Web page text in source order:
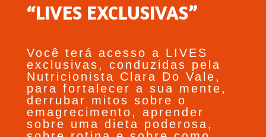
“LIVES EXCLUSIVAS”
Você terá acesso a LIVES
exclusivas, conduzidas pela
Nutricionista Clara Do Vale,
para fortalecer a sua mente,
derrubar mitos sobre o
emagrecimento, aprender
sobre uma dieta poderosa,